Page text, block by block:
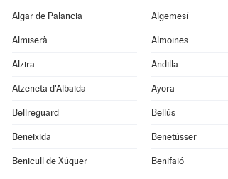
Algar de Palancia Algemesí
Almiserà Almoines
Alzira Andilla
Atzeneta d'Albaida Ayora
Bellreguard Bellús
Beneixida Benetússer
Benicull de Xúquer Benifaió